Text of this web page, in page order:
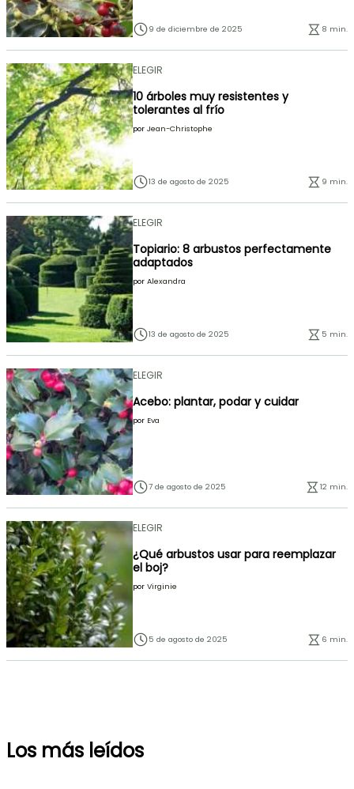
9 de diciembre de 2025 8 min.
ELEGIR
10 árboles muy resistentes y
tolerantes al frío
por Jean-Christophe
13 de agosto de 2025 9 min.
ELEGIR
Topiario: 8 arbustos perfectamente
adaptados
por Alexandra
13 de agosto de 2025 5 min.
ELEGIR
Acebo: plantar, podar y cuidar
por Eva
7 de agosto de 2025 12 min.
ELEGIR
¿Qué arbustos usar para reemplazar
el boj?
por Virginie
5 de agosto de 2025 6 min.
Los más leídos